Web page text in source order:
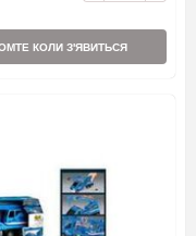
КОЛИ З'ЯВИТЬСЯ